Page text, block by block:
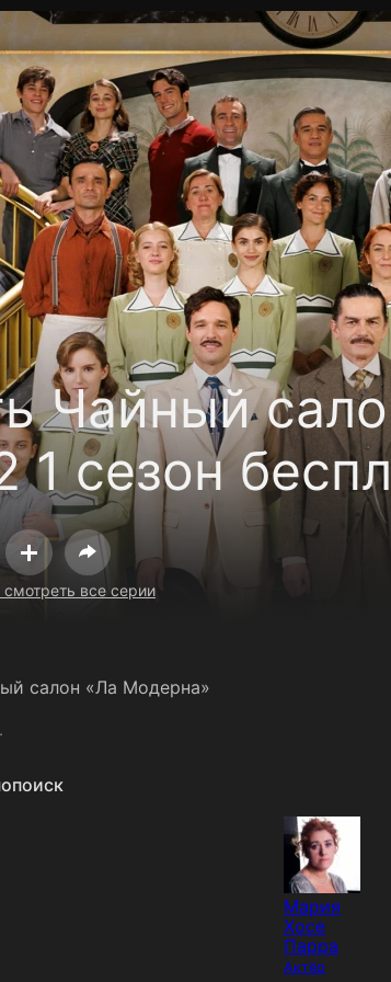
Чайный
1 сезон
все серии
салон «Ла Модерна»
Мария
Хосе
Парра
Актёр
Политика конфиденциальности
Бесплатные каналы Контакты